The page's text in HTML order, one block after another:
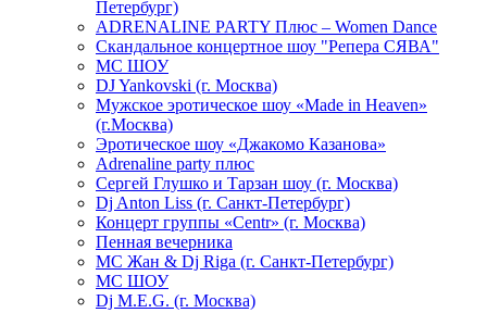
Петербург)
ADRENALINE PARTY Плюс – Women Dance
Скандальное концертное шоу "Репера СЯВА"
МС ШОУ
DJ Yankovski (г. Москва)
Мужское эротическое шоу «Made in Heaven»
(г.Москва)
Эротическое шоу «Джакомо Казанова»
Adrenaline party плюс
Сергей Глушко и Тарзан шоу (г. Москва)
Dj Anton Liss (г. Санкт-Петербург)
Концерт группы «Centr» (г. Москва)
Пенная вечерника
МС Жан & Dj Riga (г. Санкт-Петербург)
МС ШОУ
Dj M.E.G. (г. Москва)